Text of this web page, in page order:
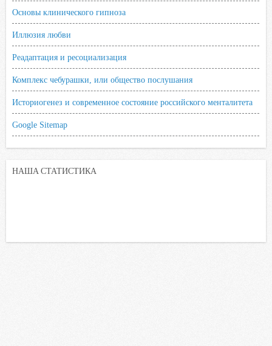
Основы клинического гипноза
Иллюзия любви
Реадаптация и ресоциализация
Комплекс чебурашки, или общество послушания
Историогенез и современное состояние российского менталитета
Google Sitemap
НАША СТАТИСТИКА